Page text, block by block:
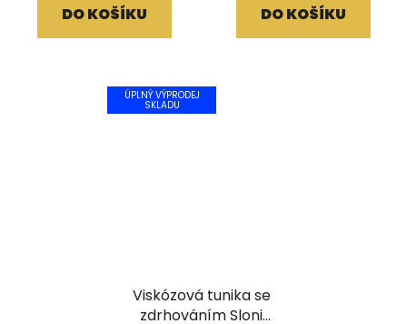
DO KOŠÍKU DO KOŠÍKU
ÚPLNÝ VÝPRODEJ
SKLADU
Viskózová tunika se
zdrhováním Sloni